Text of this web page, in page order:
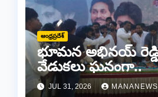
ఆంధ్రప్రదేశ్
భూమన అభినయ్ రెడ్డి
వేడుకలు ఘనంగా..
JUL 31, 2026 MANANEWS